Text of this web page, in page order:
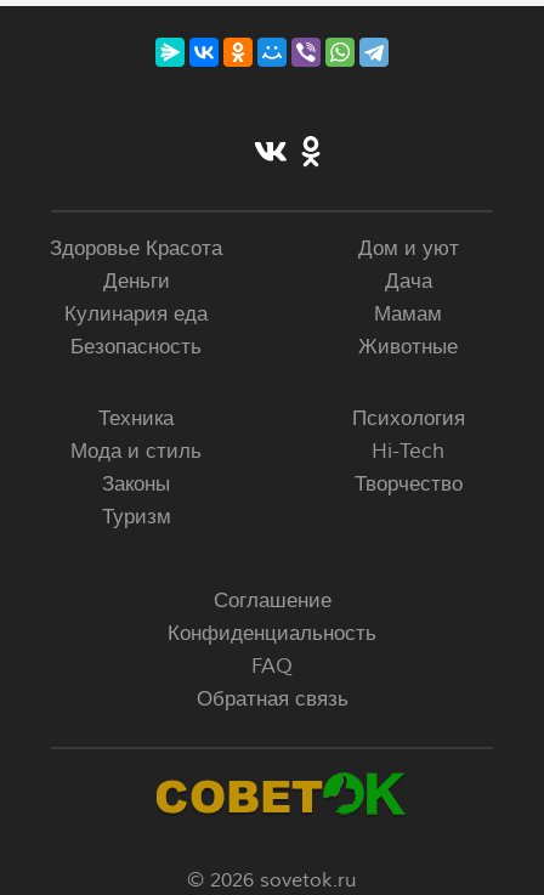
Здоровье Красота
Деньги
Кулинария еда
Безопасность
Дом и уют
Дача
Мамам
Животные
Техника
Мода и стиль
Законы
Туризм
Психология
Hi-Tech
Творчество
Соглашение
Конфиденциальность
FAQ
Обратная связь
© 2026 sovetok.ru